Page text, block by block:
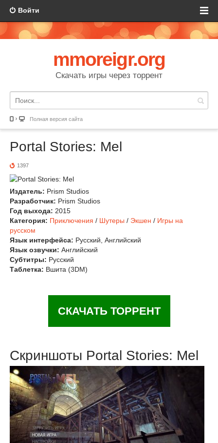
Войти
mmoreigr.org
Скачать игры через торрент
Полная версия сайта
Portal Stories: Mel
1397
Издатель: Prism Studios
Разработчик: Prism Studios
Год выхода: 2015
Категория: Приключения / Шутеры / Экшен / Игры на
русском
Язык интерфейса: Русский, Английский
Язык озвучки: Английский
Субтитры: Русский
Таблетка: Вшита (3DM)
СКАЧАТЬ ТОРРЕНТ
Скриншоты Portal Stories: Mel